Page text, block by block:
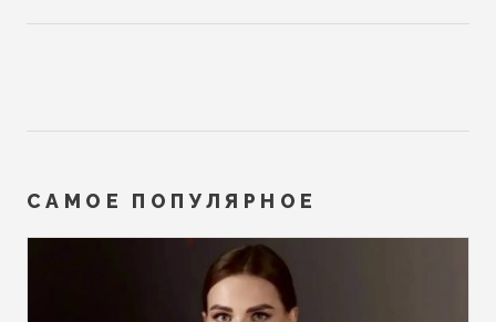
САМОЕ ПОПУЛЯРНОЕ